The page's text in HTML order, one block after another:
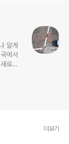
알게
로운
니다.
더보기